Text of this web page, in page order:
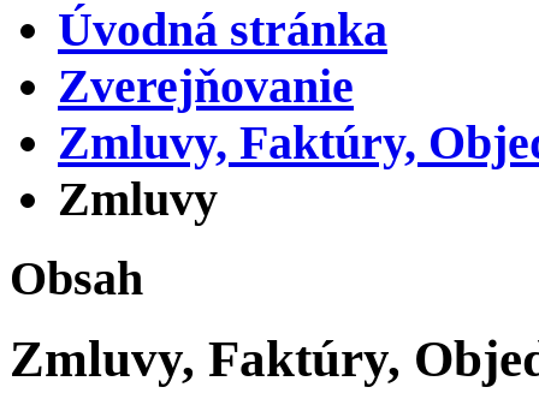
Úvodná stránka
Zverejňovanie
Zmluvy, Faktúry,
Zmluvy
Obsah
Zmluvy, Faktúry,